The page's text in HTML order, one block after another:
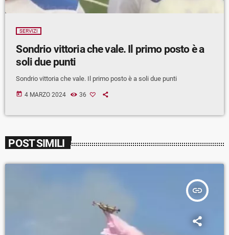
SERVIZI
Sondrio vittoria che vale. Il primo posto è a
soli due punti
Sondrio vittoria che vale. Il primo posto è a soli due punti
today 4 MARZO 2024 36
POST SIMILI
insert_link